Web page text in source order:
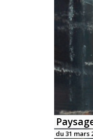
du 31 mars